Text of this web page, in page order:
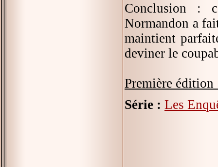
Conclusion :
Normandon a
maintient
deviner le
Première édition
Série : Les